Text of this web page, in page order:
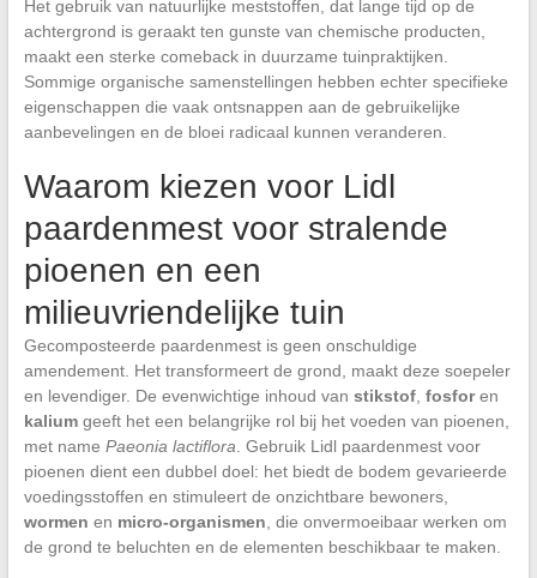
Het gebruik van natuurlijke meststoffen, dat lange tijd op de
achtergrond is geraakt ten gunste van chemische producten,
maakt een sterke comeback in duurzame tuinpraktijken.
Sommige organische samenstellingen hebben echter specifieke
eigenschappen die vaak ontsnappen aan de gebruikelijke
aanbevelingen en de bloei radicaal kunnen veranderen.
Waarom kiezen voor Lidl
paardenmest voor stralende
pioenen en een
milieuvriendelijke tuin
Gecomposteerde paardenmest is geen onschuldige
amendement. Het transformeert de grond, maakt deze soepeler
en levendiger. De evenwichtige inhoud van stikstof, fosforen
kaliumgeeft het een belangrijke rol bij het voeden van pioenen,
met name Paeonia lactiflora . Gebruik Lidl paardenmest voor
pioenen dient een dubbel doel: het biedt de bodem gevarieerde
voedingsstoffen en stimuleert de onzichtbare bewoners,
wormen en micro-organismen , die onvermoeibaar werken om
de grond te beluchten en de elementen beschikbaar te maken.